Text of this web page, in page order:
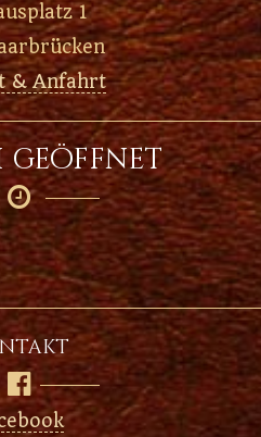
1
& Anfahrt
geöffnet

